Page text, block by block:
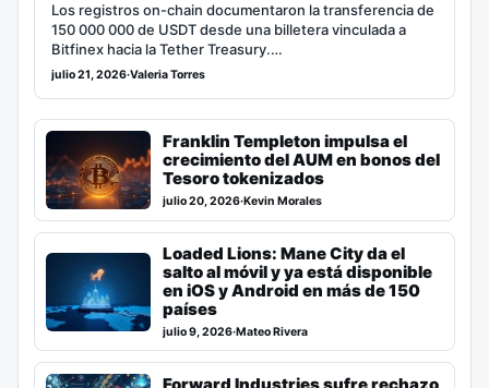
Los registros on-chain documentaron la transferencia de
150 000 000 de USDT desde una billetera vinculada a
Bitfinex hacia la Tether Treasury.…
julio 21, 2026·Valeria Torres
Franklin Templeton impulsa el
crecimiento del AUM en bonos del
Tesoro tokenizados
julio 20, 2026·Kevin Morales
Loaded Lions: Mane City da el
salto al móvil y ya está disponible
en iOS y Android en más de 150
países
julio 9, 2026·Mateo Rivera